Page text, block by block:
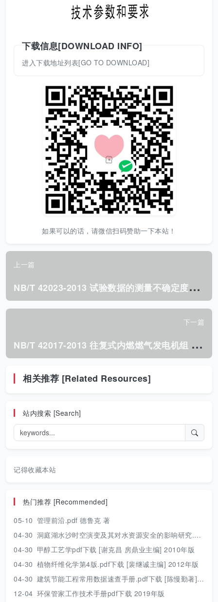
下载信息[DOWNLOAD INFO]
进入下载地址列表[GO TO DOWNLOAD]
如果可以的话，请微信扫码赞助一下本站！
上一篇
N
B/T 42023-2013 试验数据的测量不确定度处理.pdf
下一篇
N
B/T 42017-2013 往复式内燃燃气发电机组 功率和燃料消耗率换算方法.pdf
相关推荐 [Related Resources]
站内搜索 [Search]
记得收藏本站
热门推荐 [Recommended]
05-10 管理前沿.pdf 德鲁克 著
04-30 洞庭湖水沙时空演变及其对水资源安全的影响研究.pdf 胡光伟 著 2017年版
04-30 甲醇工艺学pdf下载 [谢克昌 房鼎业主编] 2010年版
04-30 植物纤维化学第4版.pdf下载 [裴继诚主编] 2012年版
04-30 建筑节能工程常用数据速查手册.pdf下载 [陈慢勤著] 2010年版
12-04 环保管家工作技术手册pdf下载 2019年版